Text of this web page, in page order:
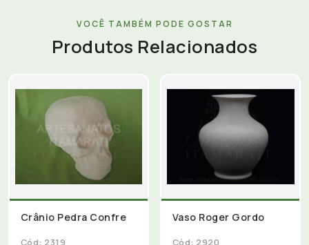
VOCÊ TAMBÉM PODE GOSTAR
Produtos Relacionados
Crânio Pedra Confre
Cód: 2319
Vaso Roger Gordo
Cód: 2920